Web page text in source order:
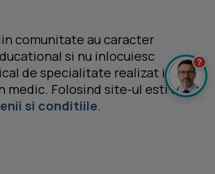
comunitate au caracter
si nu inlocuiesc
de specialitate realizat in
medic. Folosind site-ul esti de
si conditiile.
?